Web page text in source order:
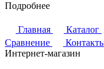
Подробнее
Главная Каталог
Сравнение
Интернет-магазин